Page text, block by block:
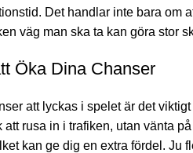
Det handlar inte bara om
väg man ska ta kan göra stor
Öka Dina Chanser
att lyckas i spelet är det
att rusa in i trafiken, utan vänta
kan ge dig en extra fördel. Ju